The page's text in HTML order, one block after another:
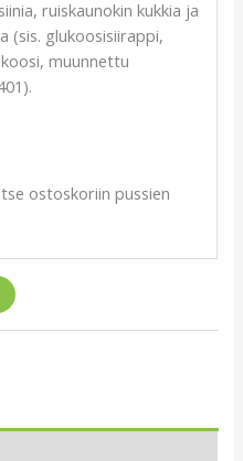
ruiskaunokin kukkia ja
(sis. glukoosisiirappi,
muunnettu
ostoskoriin pussien